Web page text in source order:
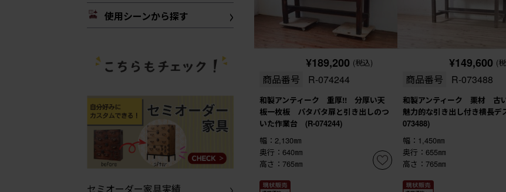
使用シーンから探す
セミオーダー家具実績
¥189,200 (税込)
商品番号 R-074244
和製アンティーク 重厚!! 分厚い天
板一枚板 パタパタ扉と引き出しのつ
いた作業台 (R-074244)
幅：2,130㎜
奥行：640㎜
高さ：765㎜
¥149,600 (
商品番号 R-073488
和製アンティーク 栗材 古
魅力的な引き出し付き横長
073488)
幅：1,450㎜
奥行：655㎜
高さ：765㎜